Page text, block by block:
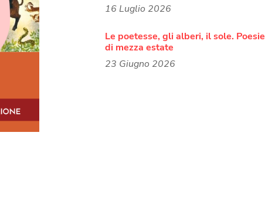
16 Luglio 2026
Le poetesse, gli alberi, il sole. Poesie
di mezza estate
23 Giugno 2026